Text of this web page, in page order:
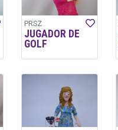
PRSZ
JUGADOR DE
GOLF